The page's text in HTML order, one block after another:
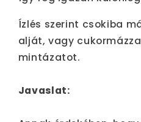
Ízlés szerint csokiba
alját, vagy
mintázatot.
Javaslat: